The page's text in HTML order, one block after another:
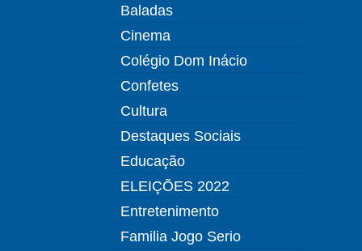
Baladas
Cinema
Colégio Dom Inácio
Confetes
Cultura
Destaques Sociais
Educação
ELEIÇÕES 2022
Entretenimento
Familia Jogo Serio